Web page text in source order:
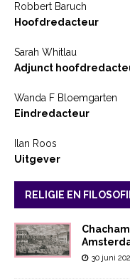
Robbert Baruch
Hoofdredacteur
Sarah Whitlau
Adjunct
Wanda F Bloemgarten
Eindredacteur
Ilan Roos
Uitgever
RELIGIE EN
30 juni